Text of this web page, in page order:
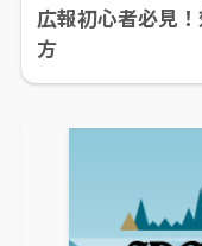
広報初心者必見
方